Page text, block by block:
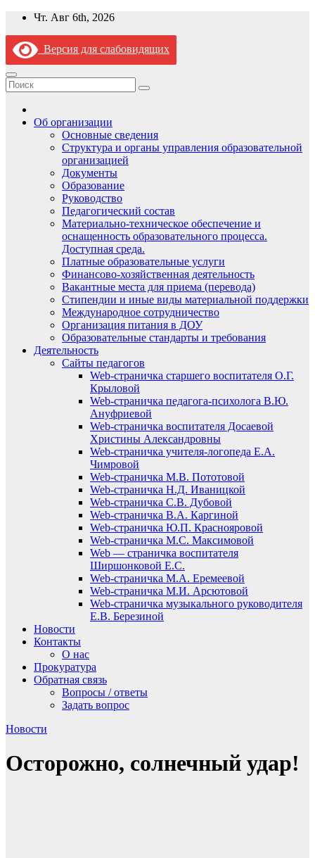
Перейти
содержимому
Чт. Авг 6th, 2026
Версия для слабовидящих
Об организации
Основные сведения
Структура и органы управления образовательной
организацией
Документы
Образование
Руководство
Педагогический состав
Материально-техническое обеспечение и
оснащенность образовательного процесса.
Доступная среда.
Платные образовательные услуги
Финансово-хозяйственная деятельность
Вакантные места для приема (перевода)
Стипендии и иные виды материальной поддержки
Международное сотрудничество
Организация питания в ДОУ
Образовательные стандарты и требования
Деятельность
Сайты педагогов
Web-страничка старшего воспитателя О.Г.
Крыловой
Web-страничка педагога-психолога В.Ю.
Ануфриевой
Web-страничка воспитателя Досаевой
Христины Александровны
Web-страничка учителя-логопеда Е.А.
Чимровой
Web-страничка М.В. Пототовой
Web-страничка Н.Д. Иваницкой
Web-страничка С.В. Дубовой
Web-страничка В.А. Каргиной
Web-страничка Ю.П. Краснояровой
Web-страничка М.С. Максимовой
Web — страничка воспитателя
Ширшонковой Е.С.
Web-страничка М.А. Еремеевой
Web-страничка М.И. Арсютовой
Web-страничка музыкального руководителя
Е.В. Березиной
Новости
Контакты
О нас
Прокуратура
Обратная связь
Вопросы / ответы
Задать вопрос
Новости
Осторожно, солнечный удар!